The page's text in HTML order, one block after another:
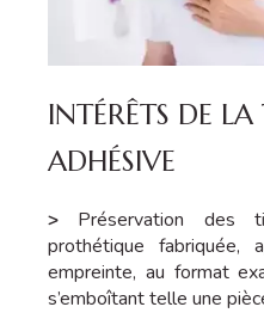
INTÉRÊTS DE
ADHÉSIVE
> Préservation des
prothétique fabriquée,
empreinte, au format
s’emboîtant telle une